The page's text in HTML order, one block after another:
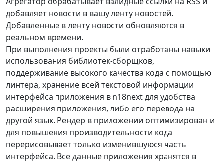
добавляет новости в вашу ленту новостей.
Добавленные в ленту новости обновляются в
реальном времени.
При выполнения проекты были отработаны навыки
использования библиотек-сборщков,
поддерживание высокого качества кода с помощью
линтера, хранение всей текстовой информации
интерфейса приложения в n18next для удобства
расширения приложения, либо его перевода на
другой язык. Рендер в приложении оптимизирован и
для повышения производительности кода
перерисовывает только изменившуюся часть
интерфейса. Все данные приложения хранятся в